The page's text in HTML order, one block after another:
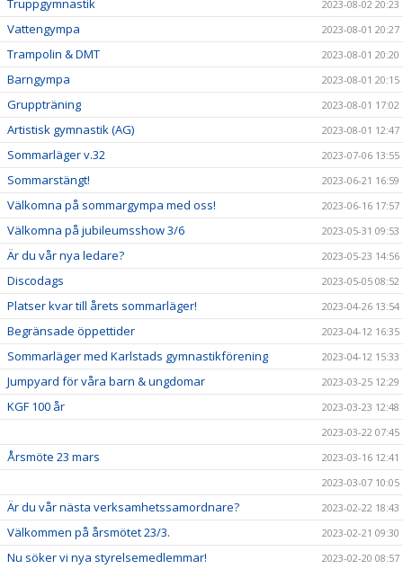
Truppgymnastik 2023-08-02 20:23
Vattengympa 2023-08-01 20:27
Trampolin & DMT 2023-08-01 20:20
Barngympa 2023-08-01 20:15
Gruppträning 2023-08-01 17:02
Artistisk gymnastik (AG) 2023-08-01 12:47
Sommarläger v.32 2023-07-06 13:55
Sommarstängt! 2023-06-21 16:59
Välkomna på sommargympa med oss! 2023-06-16 17:57
Välkomna på jubileumsshow 3/6 2023-05-31 09:53
Är du vår nya ledare? 2023-05-23 14:56
Discodags 2023-05-05 08:52
Platser kvar till årets sommarläger! 2023-04-26 13:54
Begränsade öppettider 2023-04-12 16:35
Sommarläger med Karlstads gymnastikförening 2023-04-12 15:33
Jumpyard för våra barn & ungdomar 2023-03-25 12:29
KGF 100 år
2023-03-23 12:48
2023-03-22 07:45
Årsmöte 23 mars
2023-03-16 12:41
2023-03-07 10:05
Är du vår nästa verksamhetssamordnare? 2023-02-22 18:43
Välkommen på årsmötet 23/3. 2023-02-21 09:30
Nu söker vi nya styrelsemedlemmar! 2023-02-20 08:57